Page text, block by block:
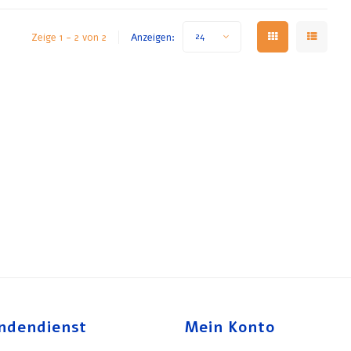
Zeige 1 - 2 von 2 Anzeigen: 24
Mein Konto